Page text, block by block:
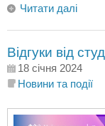
Читати далі
Відгуки від
18 січня 2024
Новини та події